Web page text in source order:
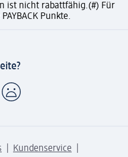
ist nicht rabattfähig.(#) Für
Punkte.
Kundenservice